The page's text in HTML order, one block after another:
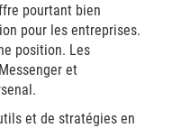
pourtant bien
pour les entreprises.
position. Les
et
et de stratégies en